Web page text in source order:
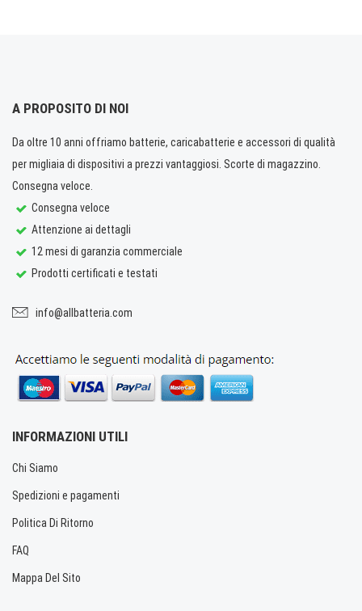
A PROPOSITO DI NOI
Da oltre 10 anni offriamo batterie, caricabatterie e accessori di qualità
per migliaia di dispositivi a prezzi vantaggiosi. Scorte di magazzino.
Consegna veloce.
Consegna veloce
Attenzione ai dettagli
12 mesi di garanzia commerciale
Prodotti certificati e testati
info@allbatteria.com
INFORMAZIONI UTILI
Chi Siamo
Spedizioni e pagamenti
Politica Di Ritorno
FAQ
Mappa Del Sito